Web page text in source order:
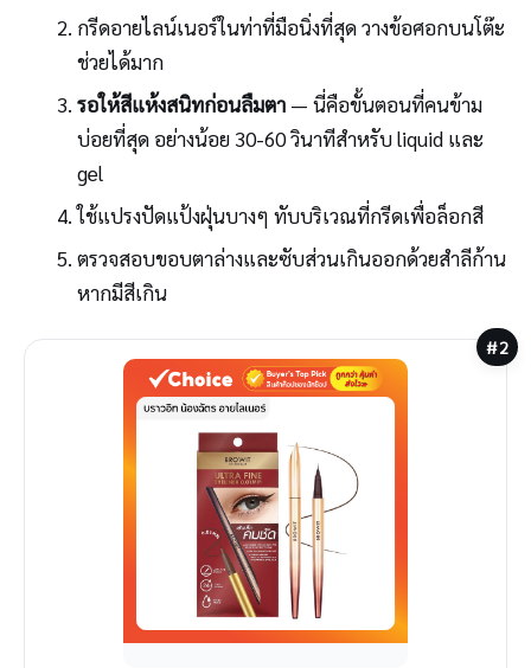
กรีดอายไลน์เนอร์ในท่าที่มือนิ่งที่สุด วางข้อศอกบนโต๊ะ
ช่วยได้มาก
รอให้สีแห้งสนิทก่อนลืมตา— นี่คือขั้นตอนที่คนข้าม
บ่อยที่สุด อย่างน้อย 30-60 วินาทีสำหรับ liquid และ
gel
ใช้แปรงปัดแป้งฝุ่นบางๆ ทับบริเวณที่กรีดเพื่อล็อกสี
ตรวจสอบขอบตาล่างและซับส่วนเกินออกด้วยสำลีก้าน
หากมีสีเกิน
#2